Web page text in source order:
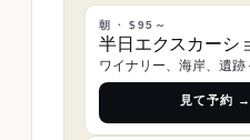
朝 · $95～
半日エクスカーシ
ワイナリー、海岸、遺跡
見て予約 →